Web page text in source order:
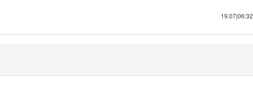
19.07|06:32